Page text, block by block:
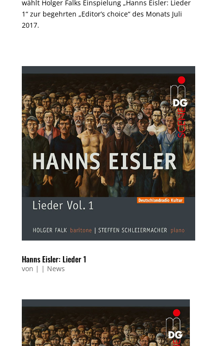
wählt Holger Falks Einspielung „Hanns Eisler: Lieder
1“ zur begehrten „Editor’s choice“ des Monats Juli
2017.
Hanns Eisler: Lieder 1
von | | News